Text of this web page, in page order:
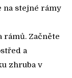
stejné rámy
rámů. Začněte
a
zhruba v